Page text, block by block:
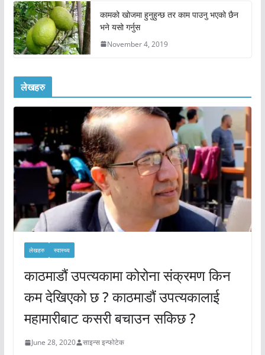
कामको खोजमा हुनुहुन्छ तर काम पाउनु भएको छैन
भने यसो गर्नुस
November 4, 2019
लेखहरु
लेखहरु स्वास्थ्य
काठमाडौं उपत्यकामा कोरोना संक्रमण किन
कम देखिएको छ ? काठमाडौं उपत्यकालाई
महामारीबाट कसरी बचाउन सकिछ ?
June 28, 2020 साइन्स इन्फोटेक